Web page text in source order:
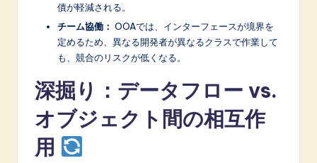
債が軽減される。
チーム協働： OOAでは、インターフェースが境界を
定めるため、異なる開発者が異なるクラスで作業して
も、競合のリスクが低くなる。
深掘り：データフロー vs.
オブジェクト間の相互作
用